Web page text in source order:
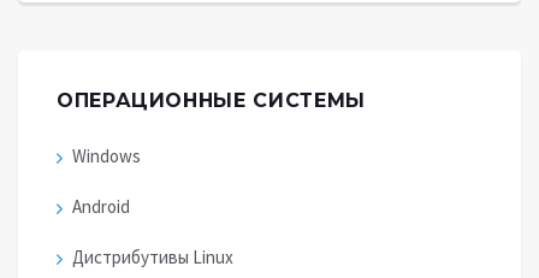
ОПЕРАЦИОННЫЕ СИСТЕМЫ
Windows
Android
Дистрибутивы Linux